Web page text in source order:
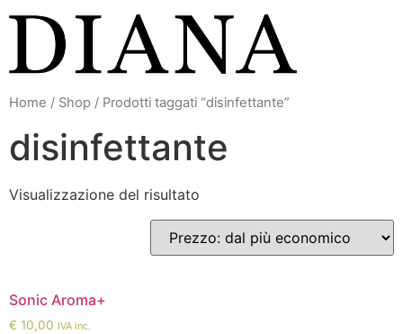
contenuto
Home / Shop / Prodotti taggati “disinfettante”
disinfettante
Visualizzazione del risultato
Sonic Aroma+
€ 10,00 IVA inc.